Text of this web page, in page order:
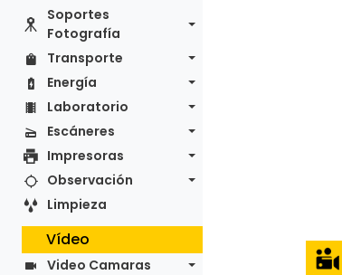
Soportes
Fotografía
Transporte
Energía
Laboratorio
Escáneres
Impresoras
Observación
Limpieza
Vídeo
Video Camaras